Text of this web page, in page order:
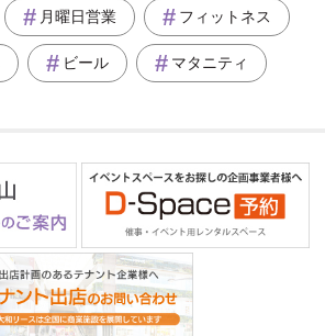
月曜日営業 フィットネス
ビール マタニティ